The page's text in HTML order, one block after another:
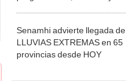
Senamhi advierte llegada de
LLUVIAS EXTREMAS en 65
provincias desde HOY